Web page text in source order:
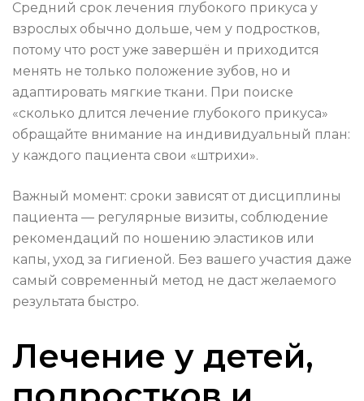
Средний срок лечения глубокого прикуса у
взрослых обычно дольше, чем у подростков,
потому что рост уже завершён и приходится
менять не только положение зубов, но и
адаптировать мягкие ткани. При поиске
«сколько длится лечение глубокого прикуса»
обращайте внимание на индивидуальный план:
у каждого пациента свои «штрихи».
Важный момент: сроки зависят от дисциплины
пациента — регулярные визиты, соблюдение
рекомендаций по ношению эластиков или
капы, уход за гигиеной. Без вашего участия даже
самый современный метод не даст желаемого
результата быстро.
Лечение у детей,